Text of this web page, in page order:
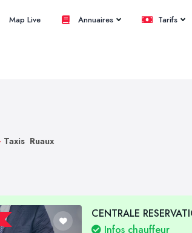
Map Live Annuaires Tarifs
Taxis Ruaux
CENTRALE
Infos chauffeur